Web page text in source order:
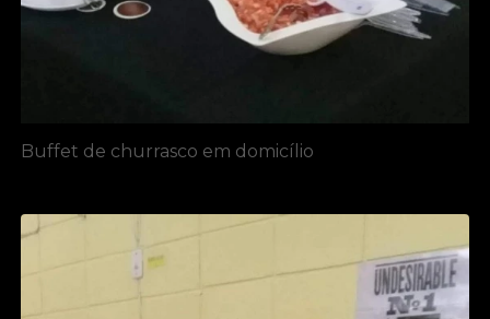
Buffet de churrasco em domicílio